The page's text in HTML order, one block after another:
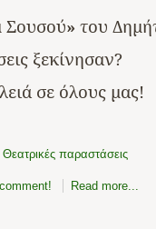
Σουσού» του
ξεκίνησαν?
σε όλους μας!
Θεατρικές παραστάσεις
Read more...